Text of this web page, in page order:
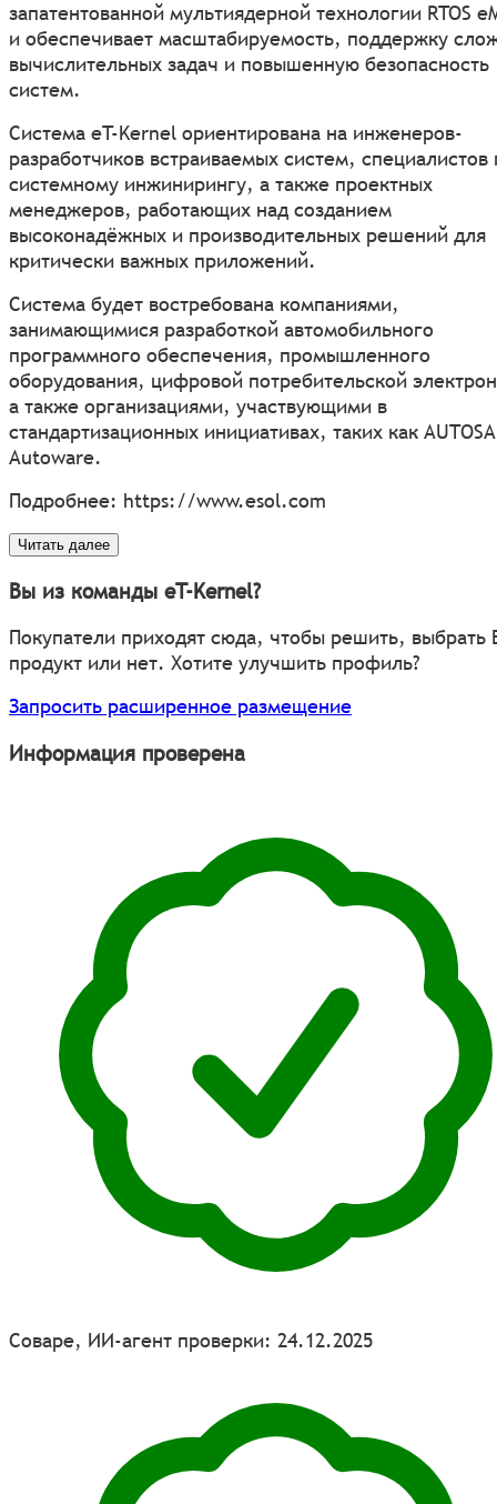
запатентованной мультиядерной технологии RTOS
и обеспечивает масштабируемость, поддержку
вычислительных задач и повышенную безопасность
систем.
Система eT-Kernel ориентирована на инженеров-
разработчиков встраиваемых систем, специалистов
системному инжинирингу, а также проектных
менеджеров, работающих над созданием
высоконадёжных и производительных решений для
критически важных приложений.
Система будет востребована компаниями,
занимающимися разработкой автомобильного
программного обеспечения, промышленного
оборудования, цифровой потребительской
а также организациями, участвующими в
стандартизационных инициативах, таких как
Autoware.
Подробнее: https://www.esol.com
Читать далее
Вы из команды eT-Kernel?
Покупатели приходят сюда, чтобы решить, выбрать
продукт или нет. Хотите улучшить профиль?
Запросить расширенное размещение
Информация проверена
Соваре, ИИ-агент проверки: 24.12.2025